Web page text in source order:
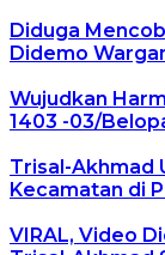
Diduga
Didemo
Wujudkan
1403 -03/
Trisal-Akhmad
Kecamatan di
VIRAL, Video